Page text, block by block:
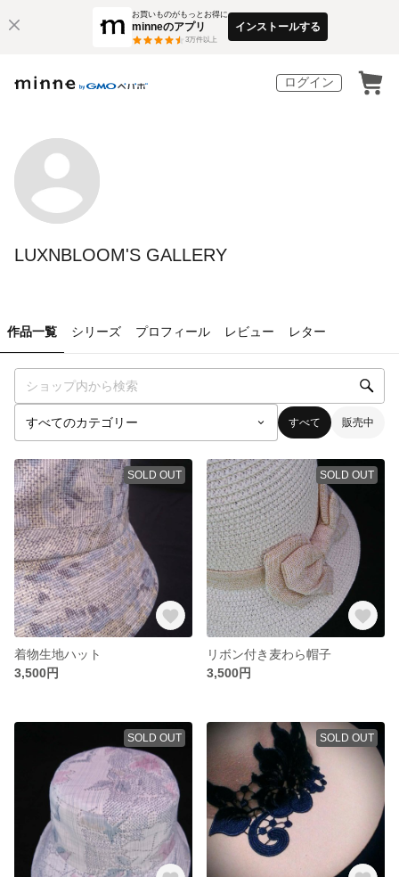
お買いものがもっとお得に
minneのアプリ
3万件以上
インストールする
ログイン
LUXNBLOOM'S GALLERY
作品一覧 シリーズ プロフィール レビュー レター
すべて 販売中
SOLD OUT
着物生地ハット
3,500円
SOLD OUT
リボン付き麦わら帽子
3,500円
SOLD OUT SOLD OUT